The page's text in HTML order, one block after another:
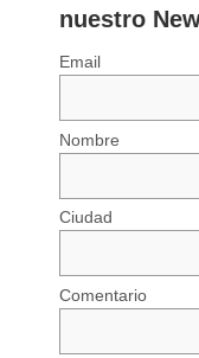
nuestro
Email
Nombre
Ciudad
Comentario